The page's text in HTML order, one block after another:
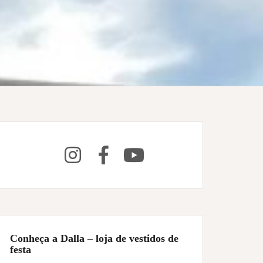
Conheça a Dalla – loja de vestidos de
festa